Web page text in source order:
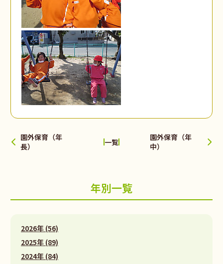
園外保育（年
長）
一覧
園外保育（年
中）
年別一覧
2026年 (56)
2025年 (89)
2024年 (84)